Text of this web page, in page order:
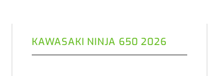
KAWASAKI NINJA 650 2026